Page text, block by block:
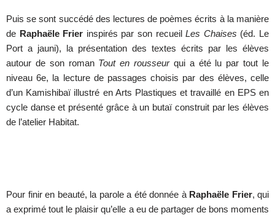
Puis se sont succédé des lectures de poèmes écrits à la manière
de Raphaële Frier inspirés par son recueilLes Chaises (éd. Le
Port a jauni), la présentation des textes écrits par les élèves
autour de son roman Tout en rousseurqui a été lu par tout le
niveau 6e, la lecture de passages choisis par des élèves, celle
d’un Kamishibaï illustré en Arts Plastiques et travaillé en EPS en
cycle danse et présenté grâce à un butaï construit par les élèves
de l’atelier Habitat.
Pour finir en beauté, la parole a été donnée à Raphaële Frier, qui
a exprimé tout le plaisir qu’elle a eu de partager de bons moments